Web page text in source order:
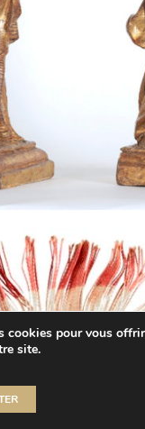
cookies pour vous
site.